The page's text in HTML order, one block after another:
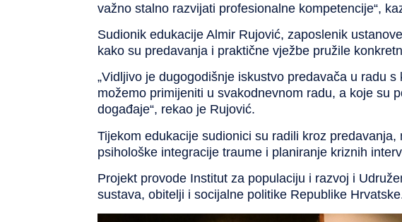
važno stalno razvijati profesionalne kompetencije“,
Sudionik edukacije Almir Rujović, zaposlenik
kako su predavanja i praktične vježbe pružile
„Vidljivo je dugogodišnje iskustvo predavača u radu
možemo primijeniti u svakodnevnom radu, a koje su
događaje“, rekao je Rujović.
Tijekom edukacije sudionici su radili kroz
psihološke integracije traume i planiranje kriznih
Projekt provode Institut za populaciju i razvoj i
sustava, obitelji i socijalne politike Republike